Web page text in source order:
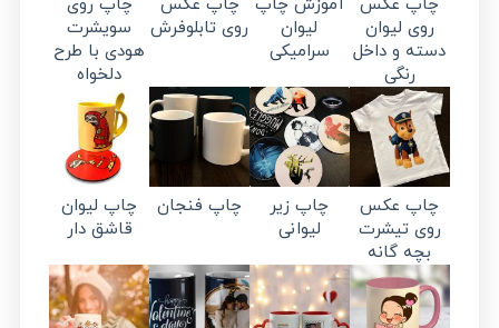
چاپ عکس
روی لیوان
دسته و داخل
رنگی
آموزش چاپ
لیوان
سرامیکی
چاپ عکس
روی تابلوفرش
چاپ روی
سویشرت
هودی با طرح
دلخواه
چاپ عکس
روی تیشرت
بچه گانه
چاپ زیر
لیوانی
چاپ فنجان
چاپ لیوان
قاشق دار